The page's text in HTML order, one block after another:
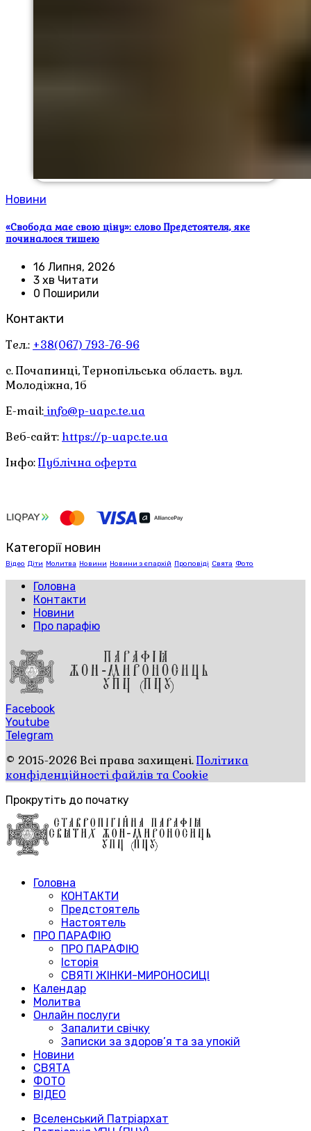
Новини
«Свобода має свою ціну»: слово Предстоятеля, яке
починалося тишею
16 Липня, 2026
3 хв Читати
0 Поширили
Контакти
Тел.: +38(067) 793-76-96
с. Почапинці, Тернопільська область. вул.
Молодіжна, 1б
E-mail: info@p-uapc.te.ua
Веб-сайт: https://p-uapc.te.ua
Інфо:Публічна оферта
Категорії новин
Відео Діти Молитва Новини Новини з єпархій Проповіді Свята Фото
Головна
Контакти
Новини
Про парафію
Facebook
Youtube
Telegram
© 2015-2026 Всі права захищені.Політика
конфіденційності файлів та Cookie
Прокрутіть до початку
Головна
КОНТАКТИ
Предстоятель
Настоятель
ПРО ПАРАФІЮ
ПРО ПАРАФІЮ
Історія
СВЯТІ ЖІНКИ-МИРОНОСИЦІ
Календар
Молитва
Онлайн послуги
Запалити свічку
Записки за здоров’я та за упокій
Новини
СВЯТА
ФОТО
ВІДЕО
Вселенський Патріархат